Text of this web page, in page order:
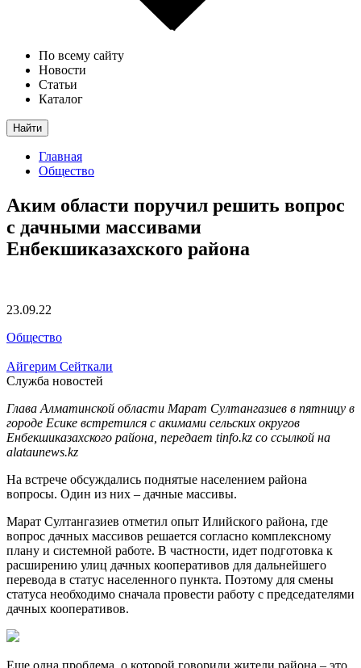
По всему сайту
Новости
Статьи
Каталог
Найти
Главная
Общество
Аким области поручил решить вопрос
с дачными массивами
Енбекшиказахского района
23.09.22
Общество
Айгерим Сейткали
Служба новостей
Глава Алматинской области Марат Султангазиев в пятницу в
городе Есике встретился с акимами сельских округов
Енбекшиказахского района, передает tinfo.kz со ссылкой на
alataunews.kz
На встрече обсуждались поднятые населением района
вопросы. Один из них – дачные массивы.
Марат Султангазиев отметил опыт Илийского района, где
вопрос дачных массивов решается согласно комплексному
плану и системной работе. В частности, идет подготовка к
расширению улиц дачных кооперативов для дальнейшего
перевода в статус населенного пункта. Поэтому для смены
статуса необходимо сначала провести работу с председателями
дачных кооперативов.